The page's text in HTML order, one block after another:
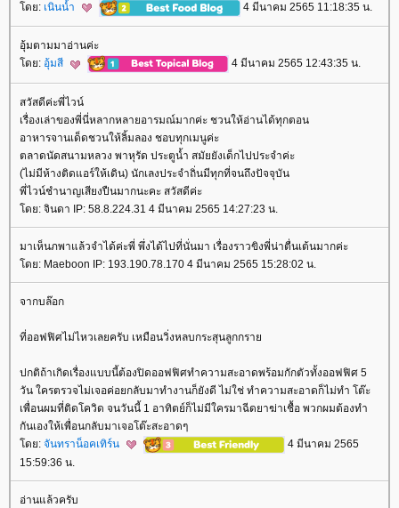
ดย: เนินน้ำ 4 มีนาคม 2565 11:18:35 น.
อุ้มตามมาอ่านค่ะ
ดย: อุ้มสี 4 มีนาคม 2565 12:43:35 น.
สวัสดีค่ะพี่ไวน์
เรื่องเล่าของพี่นี่หลากหลายอารมณ์มากค่ะ ชวนให้อ่านได้ทุกตอน
อาหารจานเด็ดชวนให้ลิ้มลอง ชอบทุกเมนูค่ะ
ตลาดนัดสนามหลวง พาหุรัด ประตูน้ำ สมัยยังเด็กไปประจำค่ะ
(ไม่มีห้างติดแอร์ให้เดิน) นักเลงประจำถิ่นมีทุกที่จนถึงปัจจุบัน
พี่ไวน์ชำนาญเสียงปืนมากนะคะ สวัสดีค่ะ
ดย: จินดา IP: 58.8.224.31 4 มีนาคม 2565 14:27:23 น.
มาเห็นภพาแล้วจำได้ค่ะพี่ พึ่งได้ไปที่นั่นมา เรื่องราวขิงพี่น่าตื่นเต้นมากค่ะ
ดย: Maeboon IP: 193.190.78.170 4 มีนาคม 2565 15:28:02 น.
จากบล๊อก
ที่ออฟฟิศไม่ไหวเลยครับ เหมือนวิ่งหลบกระสุนลูกกรา
ปกติถ้าเกิดเรื่องแบบนี้ต้องปิดออฟฟิศทำความสะอาดพร้อมกักตัวทั้งออฟฟิศ 5
วัน ใครตรวจไม่เจอค่อยกลับมาทำงานก็ยังดี ไม่ใช่ ทำความสะอาดก็ไม่ทำ โต๊ะ
เพื่อนผมที่ติดโควิด จนวันนี้ 1 อาทิตย์ก็ไม่มีใครมาฉีดยาฆ่าเชื้อ พวกผมต้องทำ
กันเองให้เพื่อนกลับมาเจอโต๊ะสะอาดๆ
ดย: จันทราน็อคเทิร์น
4 มีนาคม 2565
15:59:36 น.
อ่านแล้วครับ